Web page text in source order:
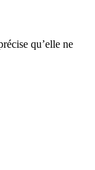
qu’elle ne